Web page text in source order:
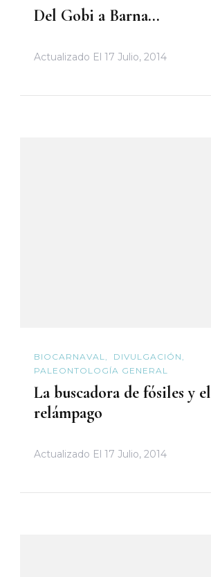
Del Gobi a Barna…
Actualizado El 17 Julio, 2014
BIOCARNAVAL
DIVULGACIÓN
PALEONTOLOGÍA GENERAL
La buscadora de fósiles y el
relámpago
Actualizado El 17 Julio, 2014